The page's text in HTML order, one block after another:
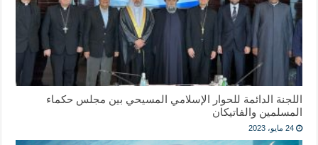
اللجنة الدائمة للحوار الإسلامي المسيحي بين مجلس حكماء
المسلمين والفاتيكان
24 مايو، 2023